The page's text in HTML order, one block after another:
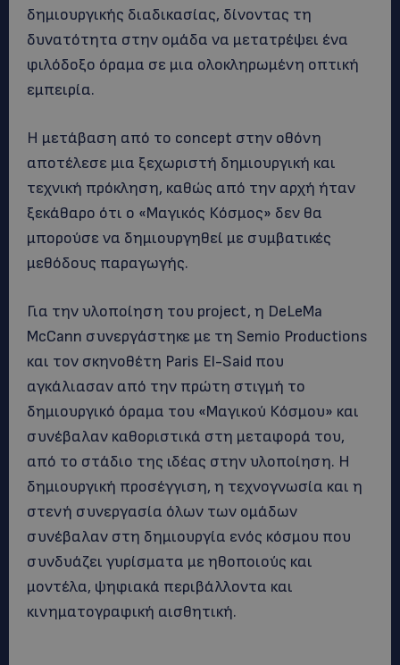
δημιουργικής διαδικασίας, δίνοντας τη
δυνατότητα στην ομάδα να μετατρέψει ένα
φιλόδοξο όραμα σε μια ολοκληρωμένη οπτική
εμπειρία.
Η μετάβαση από το concept στην οθόνη
αποτέλεσε μια ξεχωριστή δημιουργική και
τεχνική πρόκληση, καθώς από την αρχή ήταν
ξεκάθαρο ότι ο «Μαγικός Κόσμος» δεν θα
μπορούσε να δημιουργηθεί με συμβατικές
μεθόδους παραγωγής.
Για την υλοποίηση του project, η DeLeMa
McCann συνεργάστηκε με τη Semio Productions
και τον σκηνοθέτη Paris El-Said που
αγκάλιασαν από την πρώτη στιγμή το
δημιουργικό όραμα του «Μαγικού Κόσμου» και
συνέβαλαν καθοριστικά στη μεταφορά του,
από το στάδιο της ιδέας στην υλοποίηση. Η
δημιουργική προσέγγιση, η τεχνογνωσία και η
στενή συνεργασία όλων των ομάδων
συνέβαλαν στη δημιουργία ενός κόσμου που
συνδυάζει γυρίσματα με ηθοποιούς και
μοντέλα, ψηφιακά περιβάλλοντα και
κινηματογραφική αισθητική.